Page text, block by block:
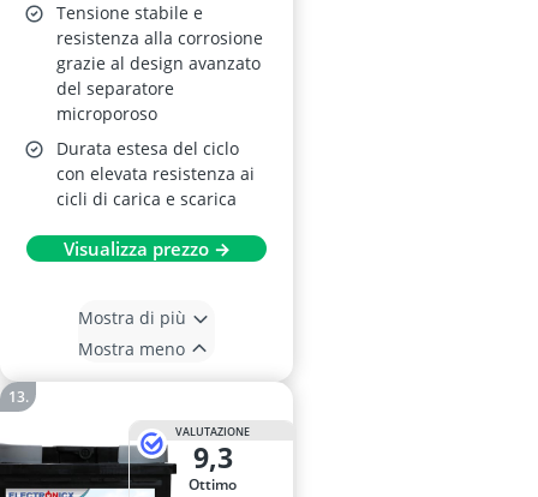
Tensione stabile e
resistenza alla corrosione
grazie al design avanzato
del separatore
microporoso
Durata estesa del ciclo
con elevata resistenza ai
cicli di carica e scarica
Visualizza prezzo →
Mostra di più
Mostra meno
VALUTAZIONE
9,3
Ottimo